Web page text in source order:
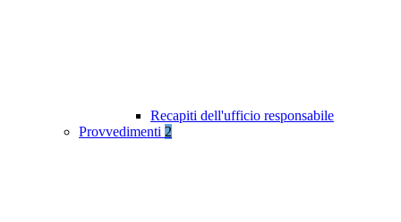
Recapiti dell'ufficio responsabile
Provvedimenti 2